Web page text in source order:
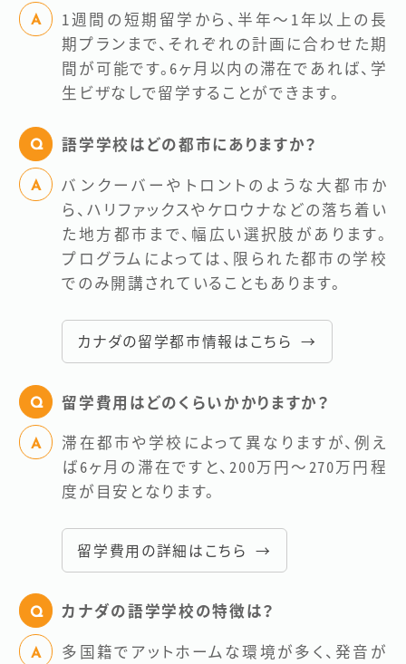
1週間の短期留学から、半年～1年以上の長
期プランまで、それぞれの計画に合わせた期
間が可能です。6ヶ月以内の滞在であれば、学
生ビザなしで留学することができます。
語学学校はどの都市にありますか？
バンクーバーやトロントのような大都市か
ら、ハリファックスやケロウナなどの落ち着い
た地方都市まで、幅広い選択肢があります。
プログラムによっては、限られた都市の学校
でのみ開講されていることもあります。
カナダの留学都市情報はこちら →
留学費用はどのくらいかかりますか？
滞在都市や学校によって異なりますが、例え
ば6ヶ月の滞在ですと、200万円～270万円程
度が目安となります。
留学費用の詳細はこちら →
カナダの語学学校の特徴は？
多国籍でアットホームな環境が多く、発音が